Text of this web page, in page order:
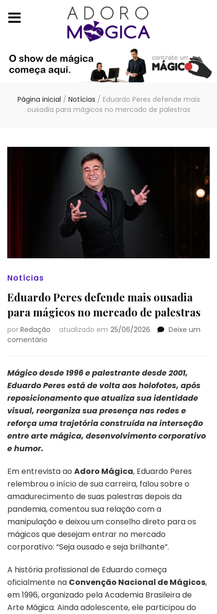
Página inicial / Notícias / Eduardo Peres defende mais
ousadia para mágicos no mercado de palestras
Notícias
Eduardo Peres defende mais ousadia
para mágicos no mercado de palestras
por Redação atualizado em 25/06/2026
Deixe um
comentário
defende
ousadia
para
mágicos
no
mercado
de
Mágico desde 1996 e palestrante desde 2001,
Eduardo Peres está de volta aos holofotes, após
reposicionamento que atualiza sua identidade
visual, reorganiza sua presença nas redes e
reforça uma trajetória construída na interseção
entre arte mágica, desenvolvimento corporativo
e humor.
Em entrevista ao Adoro Mágica, Eduardo Peres
relembrou o início de sua carreira, falou sobre o
amadurecimento de suas palestras depois da
pandemia, comentou sua relação com a
manipulação e deixou um conselho direto para os
mágicos que desejam entrar no mercado
corporativo: “Seja ousado e seja brilhante”.
A história profissional de Eduardo começa
oficialmente na Convenção Nacional de Mágicos,
em 1996, organizado pela Academia Brasileira de
Arte Mágica. Ainda adolescente, ele participou do